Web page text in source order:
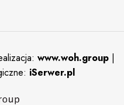
www.woh.group |
iSerwer.pl